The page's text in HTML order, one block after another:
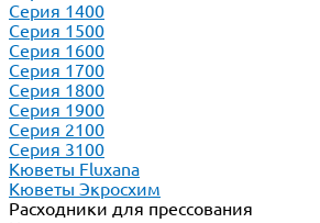
Серия 1400
Серия 1500
Серия 1600
Серия 1700
Серия 1800
Серия 1900
Серия 2100
Серия 3100
Кюветы Fluxana
Кюветы Экросхим
Расходники для прессования